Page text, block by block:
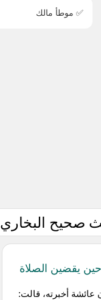
✅ موطأ مالك
صحيح البخاري
حين يقضين الصلاة
عائشة أخبرته، قالت: